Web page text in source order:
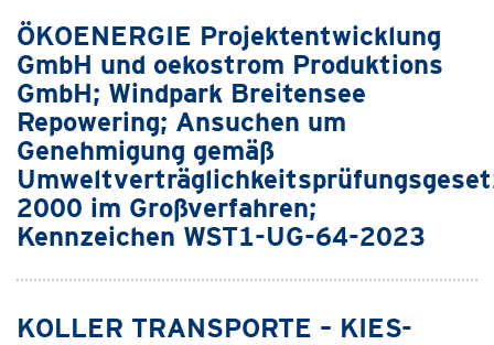
ÖKOENERGIE Projektentwicklung
GmbH und oekostrom Produktions
GmbH; Windpark Breitensee
Repowering; Ansuchen um
Genehmigung gemäß
2000 im Großverfahren;
Kennzeichen WST1-UG-64-2023
KOLLER TRANSPORTE – KIES-